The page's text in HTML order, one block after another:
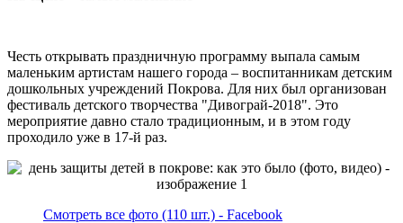
Честь открывать праздничную программу выпала самым
маленьким артистам нашего города – воспитанникам детским
дошкольных учреждений Покрова. Для них был организован
фестиваль детского творчества "Дивограй-2018". Это
мероприятие давно стало традиционным, и в этом году
проходило уже в 17-й раз.
Смотреть все фото (110 шт.) - Facebook